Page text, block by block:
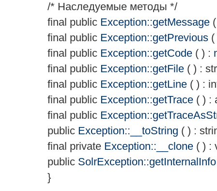
/* Наследуемые методы */
final public Exception::getMessage
final public Exception::getPrevious
final public Exception::getCode ( ) :
final public Exception::getFile ( ) :
final public Exception::getLine ( ) :
final public Exception::getTrace ( ) :
final public
public Exception::__toString ( ) :
final private Exception::__clone ( ) :
public SolrException::getInternalInfo
}